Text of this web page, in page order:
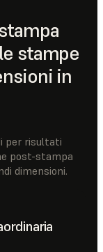
stampe
in
per risultati
post-stampa
dimensioni.